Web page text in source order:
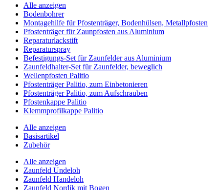
Alle anzeigen
Bodenbohrer
Montagehilfe für Pfostenträger, Bodenhülsen, Metallpfosten
Pfostenträger für Zaunpfosten aus Aluminium
Reparaturlackstift
Reparaturspray
Befestigungs-Set für Zaunfelder aus Aluminium
Zaunfeldhalter-Set für Zaunfelder, beweglich
Wellenpfosten Palitio
Pfostenträger Palitio, zum Einbetonieren
Pfostenträger Palitio, zum Aufschrauben
Pfostenkappe Palitio
Klemmprofilkappe Palitio
Alle anzeigen
Basisartikel
Zubehör
Alle anzeigen
Zaunfeld Undeloh
Zaunfeld Handeloh
Zaunfeld Nordik mit Bogen